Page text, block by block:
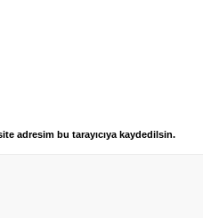
adresim bu tarayıcıya kaydedilsin.